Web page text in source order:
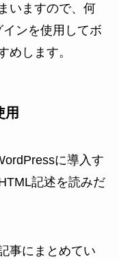
いますので、何
ンを使用してボ
めします。
用
に導入す
記述を読みだ
事にまとめてい